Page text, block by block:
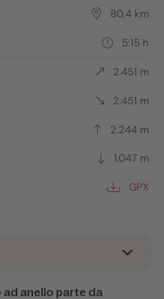
ad anello parte da
80,4 km
5:15 h
2.451 m
2.451 m
2.244 m
1.047 m
GPX